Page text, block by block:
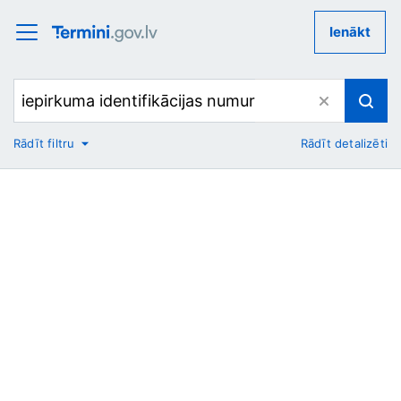
Ienākt
No
Rādīt filtru Rādīt detalizēti